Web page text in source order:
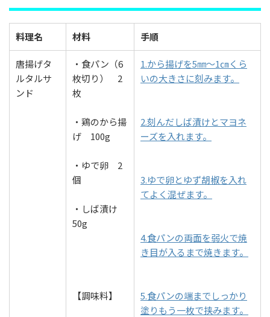
料理名 材料 手順
唐揚げタ
ルタルサ
ンド
・食パン（6
枚切り） 2
枚
・鶏のから揚
げ 100g
・ゆで卵 2
個
・しば漬け
50g
【調味料】
1.から揚げを5㎜～1㎝くら
いの大きさに刻みます。
2.刻んだしば漬けとマヨネ
ーズを入れます。
3.ゆで卵とゆず胡椒を入れ
てよく混ぜます。
4.食パンの両面を弱火で焼
き目が入るまで焼きます。
5.食パンの端までしっかり
塗りもう一枚で挟みます。